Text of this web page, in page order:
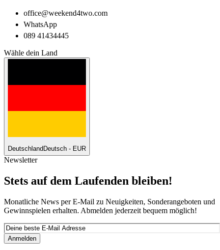
office@weekend4two.com
WhatsApp
089 41434445
Wähle dein Land
Deutschland Deutsch - EUR
Newsletter
Stets auf dem Laufenden bleiben!
Monatliche News per E-Mail zu Neuigkeiten, Sonderangeboten und
Gewinnspielen erhalten. Abmelden jederzeit bequem möglich!
Anmelden